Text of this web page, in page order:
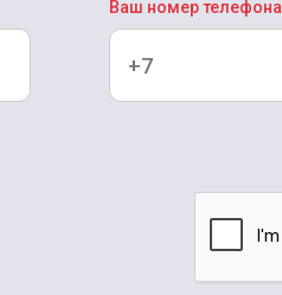
Ваш номер телефона